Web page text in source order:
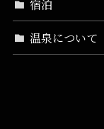
宿泊
温泉について